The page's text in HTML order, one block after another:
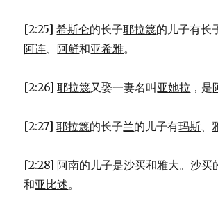
[2:25]希斯仑的长子耶拉篾的儿子有长
阿连、 阿鲜和亚希雅。
[2:26]耶拉篾又娶一妻名叫 亚她拉 ，是
[2:27]耶拉篾的长子兰的儿子有玛斯、
[2:28] 阿南的儿子是沙买和雅大。沙买
和亚比述。